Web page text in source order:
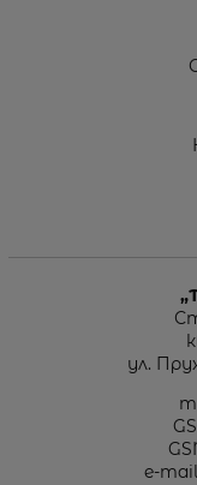
ул.
e-